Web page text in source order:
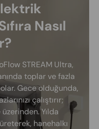
Nasıl
STREAM Ultra,
toplar ve fazla
Gece olduğunda,
çalıştırır;
Yılda
hanehalkı